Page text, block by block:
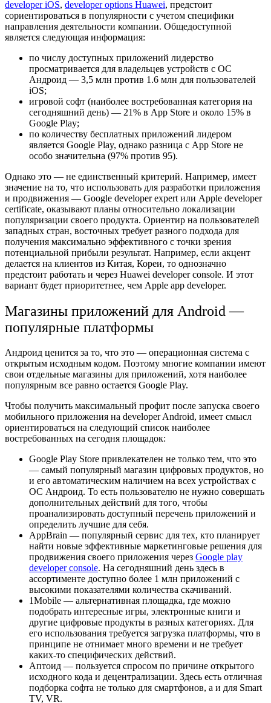
developer iOS, developer options Huawei, предстоит
сориентироваться в популярности с учетом специфики
направления деятельности компании. Общедоступной
является следующая информация:
по числу доступных приложений лидерство
просматривается для владельцев устройств с ОС
Андроид — 3,5 млн против 1.6 млн для пользователей
iOS;
игровой софт (наиболее востребованная категория на
сегодняшний день) — 21% в App Store и около 15% в
Google Play;
по количеству бесплатных приложений лидером
является Google Play, однако разница с App Store не
особо значительна (97% против 95).
Однако это — не единственный критерий. Например, имеет
значение на то, что использовать для разработки приложения
и продвижения — Google developer expert или Apple developer
certificate, оказывают планы относительно локализации
популяризации своего продукта. Ориентир на пользователей
западных стран, восточных требует разного подхода для
получения максимально эффективного с точки зрения
потенциальной прибыли результат. Например, если акцент
делается на клиентов из Китая, Кореи, то однозначно
предстоит работать и через Huawei developer console. И этот
вариант будет приоритетнее, чем Apple app developer.
Магазины приложений для Android —
популярные платформы
Андроид ценится за то, что это — операционная система с
открытым исходным кодом. Поэтому многие компании имеют
свои отдельные магазины для приложений, хотя наиболее
популярным все равно остается Google Play.
Чтобы получить максимальный профит после запуска своего
мобильного приложения на developer Android, имеет смысл
ориентироваться на следующий список наиболее
востребованных на сегодня площадок:
Google Play Store привлекателен не только тем, что это
— самый популярный магазин цифровых продуктов, но
и его автоматическим наличием на всех устройствах с
ОС Андроид. То есть пользователю не нужно совершать
дополнительных действий для того, чтобы
проанализировать доступный перечень приложений и
определить лучшие для себя.
AppBrain — популярный сервис для тех, кто планирует
найти новые эффективные маркетинговые решения для
продвижения своего приложения через Google play
developer console. На сегодняшний день здесь в
ассортименте доступно более 1 млн приложений с
высокими показателями количества скачиваний.
1Mobile — альтернативная площадка, где можно
подобрать интересные игры, электронные книги и
другие цифровые продукты в разных категориях. Для
его использования требуется загрузка платформы, что в
принципе не отнимает много времени и не требует
каких-то специфических действий.
Аптоид — пользуется спросом по причине открытого
исходного кода и децентрализации. Здесь есть отличная
подборка софта не только для смартфонов, а и для Smart
TV, VR.